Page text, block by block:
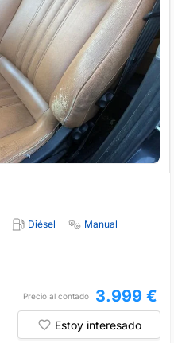
Diésel
Manual
Precio al contado 3.999 €
Estoy interesado